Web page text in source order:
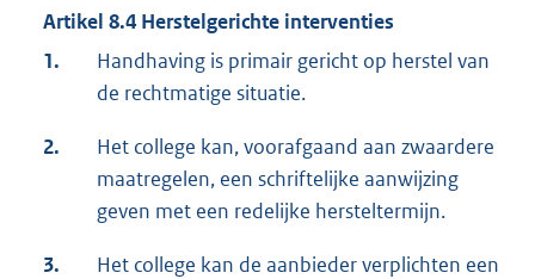
Artikel 8.4 Herstelgerichte interventies
1.
Handhaving is primair gericht op herstel van
de rechtmatige situatie.
2.
Het college kan, voorafgaand aan zwaardere
maatregelen, een schriftelijke aanwijzing
geven met een redelijke hersteltermijn.
3.
Het college kan de aanbieder verplichten een